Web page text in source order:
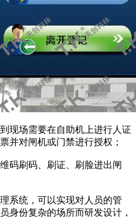
现场需要在自助机上进行人证
并对闸机或门禁进行授权；
码刷码、刷证、刷脸进出闸
系统，可以实现对人员的管
身份复杂的场所而研发设计，